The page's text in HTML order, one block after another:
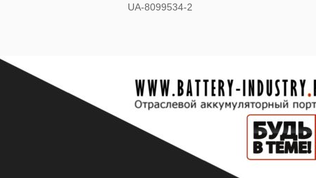
UA-8099534-2